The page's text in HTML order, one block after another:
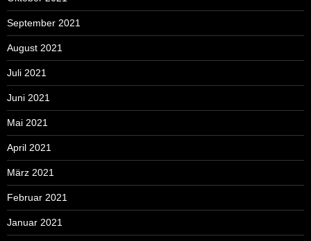
September 2021
August 2021
Juli 2021
Juni 2021
Mai 2021
April 2021
März 2021
Februar 2021
Januar 2021